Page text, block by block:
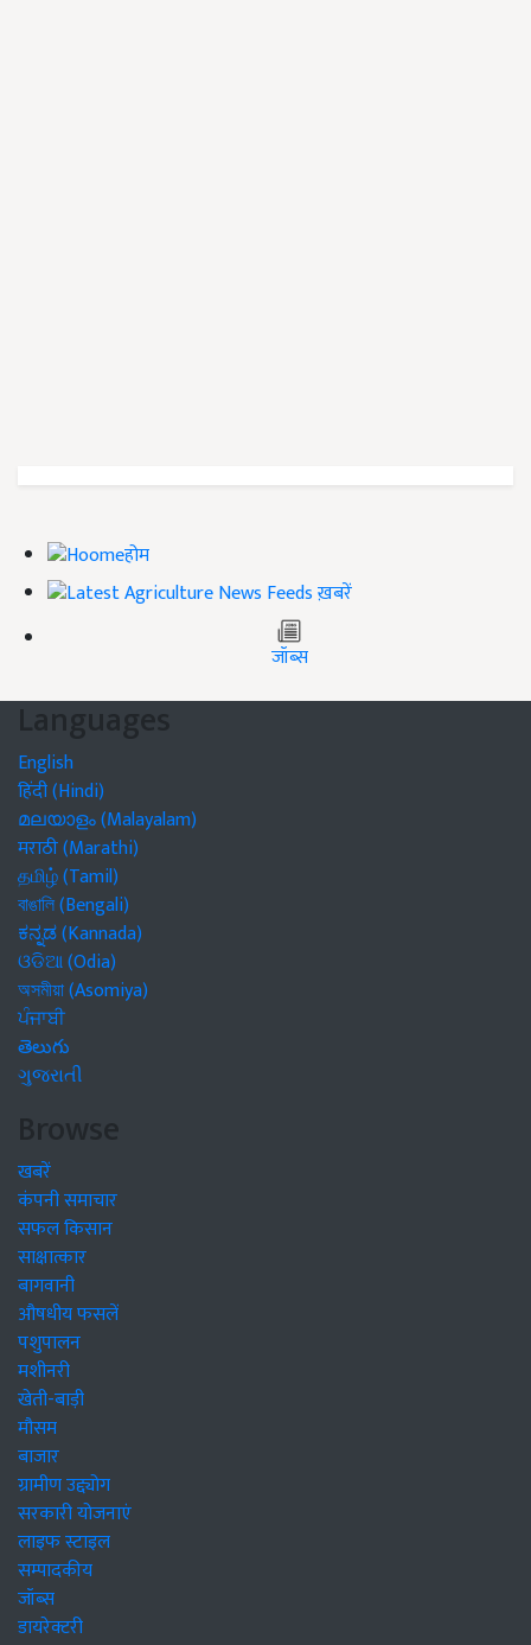
होम
ख़बरें
जॉब्स
Languages
English
हिंदी (Hindi)
മലയാളം (Malayalam)
मराठी (Marathi)
தமிழ் (Tamil)
বাঙালি (Bengali)
ಕನ್ನಡ (Kannada)
ଓଡିଆ (Odia)
অসমীয়া (Asomiya)
ਪੰਜਾਬੀ
తెలుగు
ગુજરાતી
Browse
खबरें
कंपनी समाचार
सफल किसान
साक्षात्कार
बागवानी
औषधीय फसलें
पशुपालन
मशीनरी
खेती-बाड़ी
मौसम
बाजार
ग्रामीण उद्द्योग
सरकारी योजनाएं
लाइफ स्टाइल
सम्पादकीय
जॉब्स
डायरेक्टरी